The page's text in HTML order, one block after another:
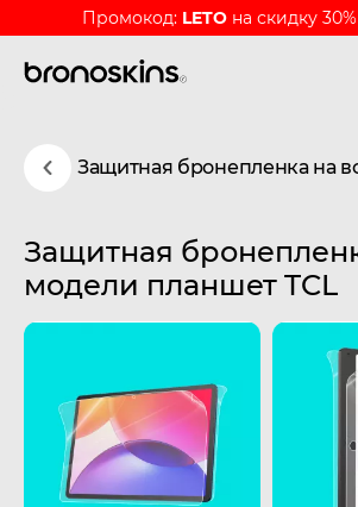
Промокод: LETO на скидку
Защитная
модели планшет TCL